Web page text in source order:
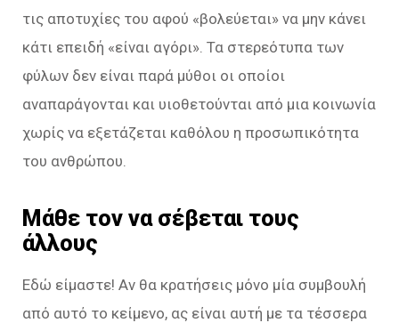
τις αποτυχίες του αφού «βολεύεται» να μην κάνει
κάτι επειδή «είναι αγόρι». Τα στερεότυπα των
φύλων δεν είναι παρά μύθοι οι οποίοι
αναπαράγονται και υιοθετούνται από μια κοινωνία
χωρίς να εξετάζεται καθόλου η προσωπικότητα
του ανθρώπου.
Μάθε τον να σέβεται τους
άλλους
Εδώ είμαστε! Αν θα κρατήσεις μόνο μία συμβουλή
από αυτό το κείμενο, ας είναι αυτή με τα τέσσερα